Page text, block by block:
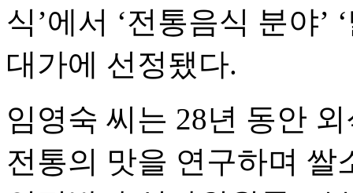
식’에서 ‘전통음식 분야’
대가에 선정됐다.
임영숙 씨는 28년 동안
전통의 맛을 연구하며 쌀